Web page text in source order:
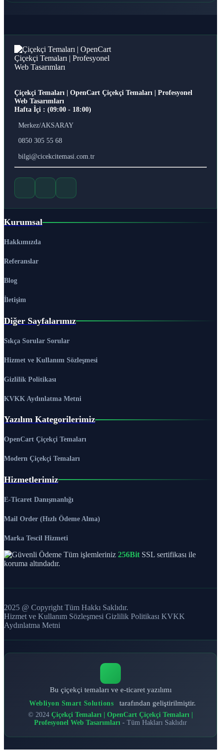
Çiçekçi Temaları | OpenCart Çiçekçi Temaları | Profesyonel
Web Tasarımları
Hafta İçi : (09:00 - 18:00)
Merkez/AKSARAY
0850 305 55 68
bilgi@cicekcitemasi.com.tr
Kurumsal
Hakkımızda
Referanslar
Blog
İletişim
Diğer Sayfalarımız
Sıkça Sorular Sorular
Hizmet ve Kullanım Sözleşmesi
Gizlilik Politikası
KVKK Aydınlatma Metni
Yazılım Kategorilerimiz
OpenCart Çiçekçi Temaları
Modern Çiçekçi Temaları
Hizmetlerimiz
E-Ticaret Danışmanlığı
Mail Order (Hızlı Ödeme Alma)
Marka Tescil Hizmeti
Tüm işlemleriniz 256Bit SSL sertifikası ile
koruma altındadır.
2025 @ Copyright Tüm Hakkı Saklıdır.
Hizmet ve Kullanım Sözleşmesi Gizlilik Politikası KVKK
Aydınlatma Metni
Bu çiçekçi temaları ve e-ticaret yazılımı
Webliyon Smart Solutions tarafından geliştirilmiştir.
© 2024 Çiçekçi Temaları | OpenCart Çiçekçi Temaları |
Profesyonel Web Tasarımları - Tüm Hakları Saklıdır